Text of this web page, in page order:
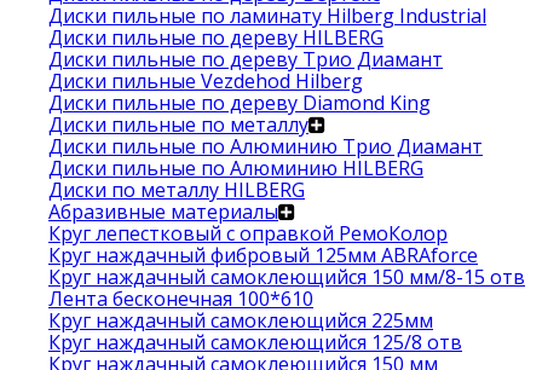
Диски пильные по ламинату Hilberg Industrial
Диски пильные по дереву HILBERG
Диски пильные по дереву Трио Диамант
Диски пильные Vezdehod Hilberg
Диски пильные по дереву Diamond King
Диски пильные по металлу
Диски пильные по Алюминию Трио Диамант
Диски пильные по Алюминию HILBERG
Диски по металлу HILBERG
Абразивные материалы
Круг лепестковый с оправкой РемоКолор
Круг наждачный фибровый 125мм ABRAforce
Круг наждачный самоклеющийся 150 мм/8-15 отв
Лента бесконечная 100*610
Круг наждачный самоклеющийся 225мм
Круг наждачный самоклеющийся 125/8 отв
Круг наждачный самоклеющийся 150 мм